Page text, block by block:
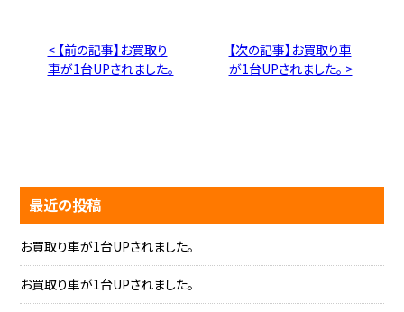
< 【前の記事】お買取り
車が1台UPされました。
【次の記事】お買取り車
が1台UPされました。 >
最近の投稿
お買取り車が1台UPされました。
お買取り車が1台UPされました。